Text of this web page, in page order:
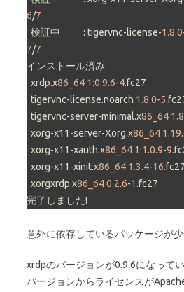
6/7
  検証中           : tigervnc-license-
7/7
インストール済み:
  xrdp.x
86_64 1:0.9.6-4.fc27
  tigervnc-license.noarch
1.8.0-5
  tigervnc-server-minimal.x
86_64 1.8
  xorg-x11-server-Xorg.x
86_64 1.19.
  xorg-x11-xauth.x
86_64 1:1 .0.9-9
  xorg-x11-xinit.x
86_64 1.3.4-16.fc27
  xorgxrdp.x
86_64 0.2.6-1 .fc27
完了しました!
意外に依存しているパッケージが少
xrdpのバージョンが0.9.6になって
バージョンからライセンスが